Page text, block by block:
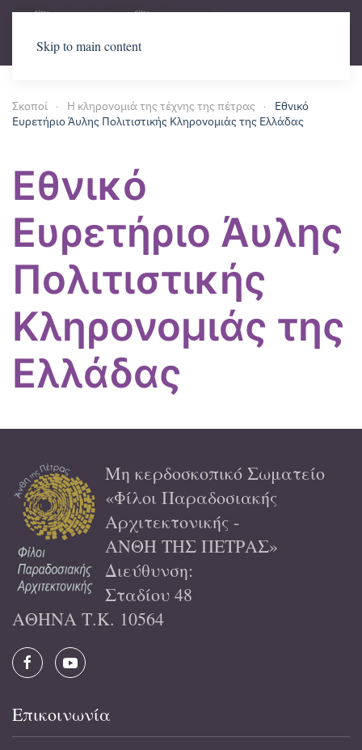
Skip to main content
Σκοποί Η κληρονομιά της τέχνης της πέτρας
Εθνικό
Ευρετήριο Άυλης Πολιτιστικής Κληρονομιάς της Ελλάδας
Εθνικό
Ευρετήριο Άυλης
Πολιτιστικής
Κληρονομιάς της
Ελλάδας
Μη κερδοσκοπικό Σωματείο
«Φίλοι Παραδοσιακής
Αρχιτεκτονικής -
ΑΝΘΗ ΤΗΣ ΠΕΤΡΑΣ»
Διεύθυνση:
Σταδίου 48
ΑΘΗΝΑ Τ.Κ. 10564
Επικοινωνία